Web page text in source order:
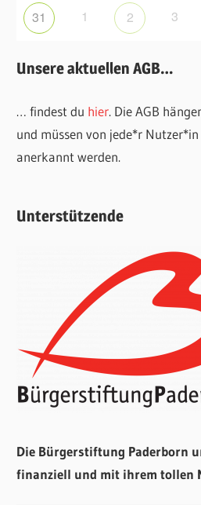
31 1 2 3
Unsere aktuellen AGB…
… findest du hier. Die AGB
und müssen von jede*r
anerkannt werden.
Unterstützende
Die Bürgerstiftung Paderborn
finanziell und mit ihrem tollen